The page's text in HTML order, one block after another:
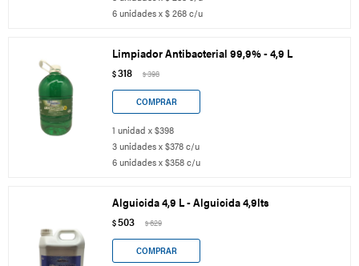
6 unidades x $ 268 c/u
Limpiador Antibacterial 99,9% - 4,9 L
$318 $398
1 unidad x $398
3 unidades x $378 c/u
6 unidades x $358 c/u
Alguicida 4,9 L - Alguicida 4,9lts
$503 $629